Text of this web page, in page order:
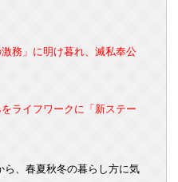
務」に明け暮れ、滅私奉公
ライフワークに 「新ステー
ら、春夏秋冬の暮らし方に気